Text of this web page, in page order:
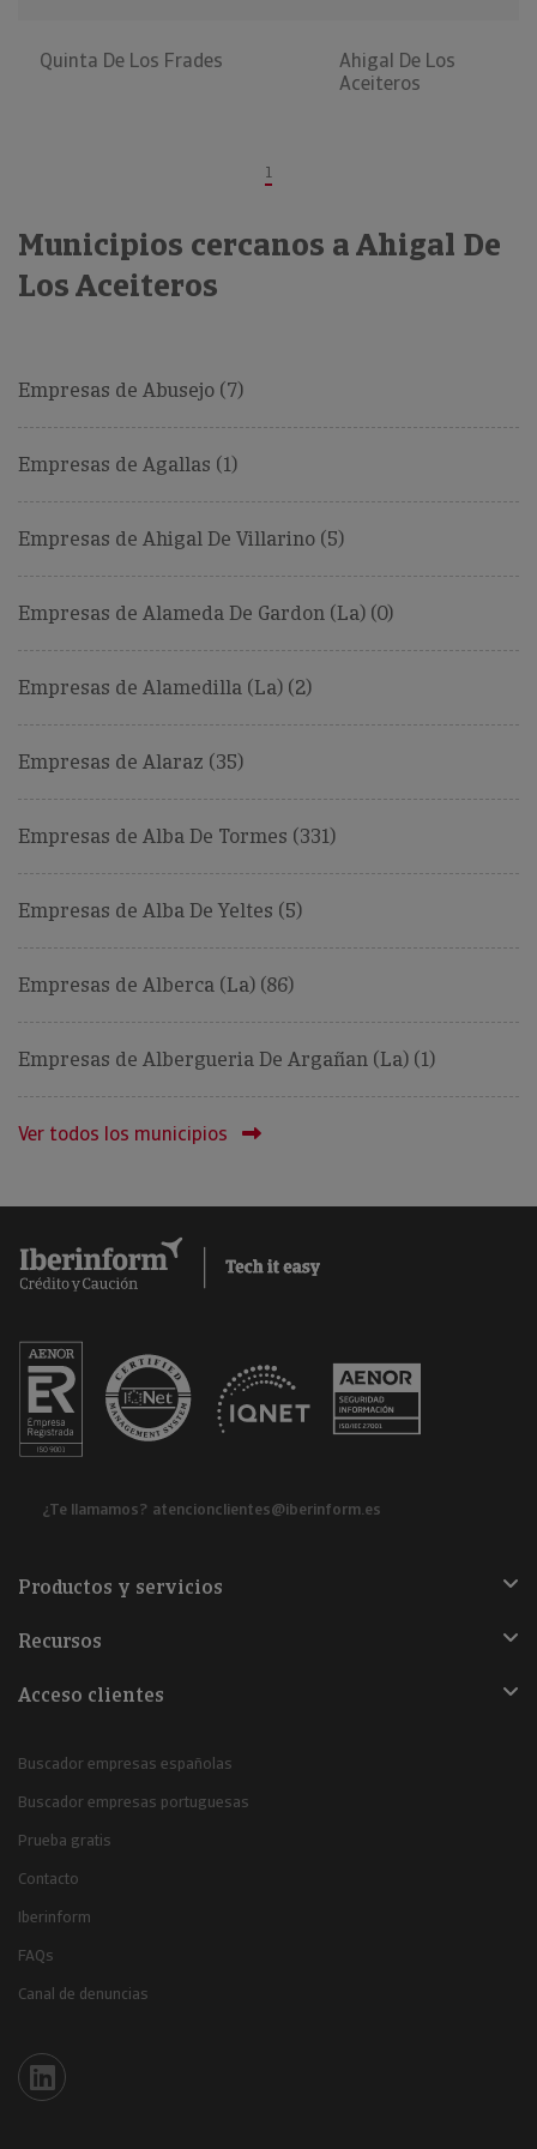
Quinta De Los Frades
Ahigal De Los
Aceiteros
1
Municipios cercanos a Ahigal De
Los Aceiteros
Empresas de Abusejo (7)
Empresas de Agallas (1)
Empresas de Ahigal De Villarino (5)
Empresas de Alameda De Gardon (La) (0)
Empresas de Alamedilla (La) (2)
Empresas de Alaraz (35)
Empresas de Alba De Tormes (331)
Empresas de Alba De Yeltes (5)
Empresas de Alberca (La) (86)
Empresas de Albergueria De Argañan (La) (1)
Ver todos los municipios
¿Te llamamos? atencionclientes@iberinform.es
Productos y servicios
Recursos
Acceso clientes
Buscador empresas españolas
Buscador empresas portuguesas
Prueba gratis
Contacto
Iberinform
FAQs
Canal de denuncias
Iberinform en Linkedin